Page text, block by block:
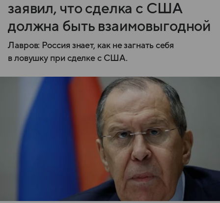
заявил, что сделка с США
должна быть взаимовыгодной
Лавров: Россия знает, как не загнать себя
в ловушку при сделке с США.